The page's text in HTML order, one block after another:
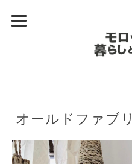
オールドファブ